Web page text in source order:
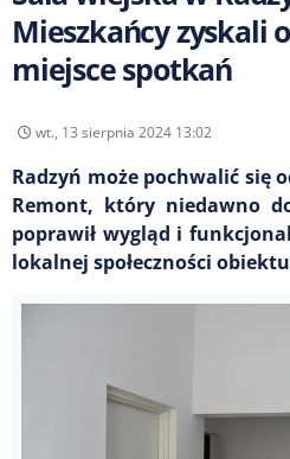
Mieszkańcy zyskali
miejsce spotkań
wt., 13 sierpnia 2024 13:02
Radzyń może pochwalić się
Remont, który niedawno
poprawił wygląd i
lokalnej społeczności